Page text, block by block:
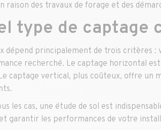
raison des travaux de forage et des
type de captage
dépend principalement de trois critères
recherché. Le captage horizontal est
captage vertical, plus coûteux, offre un
les cas, une étude de sol est
garantir les performances de votre